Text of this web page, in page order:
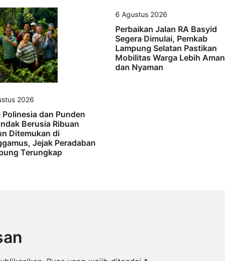
2026
Polinesia dan Punden
Berusia Ribuan
Ditemukan di
Jejak Peradaban
Terungkap
6 Agustus 2026
Perbaikan Jalan RA Basyid
Segera Dimulai, Pemkab
Lampung Selatan Pastikan
Mobilitas Warga Lebih Aman
dan Nyaman